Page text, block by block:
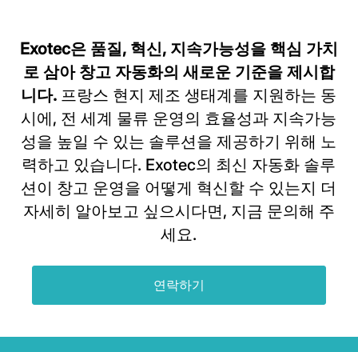
Exotec은 품질, 혁신, 지속가능성을 핵심 가치
로 삼아 창고 자동화의 새로운 기준을 제시합
니다. 프랑스 현지 제조 생태계를 지원하는 동
시에, 전 세계 물류 운영의 효율성과 지속가능
성을 높일 수 있는 솔루션을 제공하기 위해 노
력하고 있습니다. Exotec의 최신 자동화 솔루
션이 창고 운영을 어떻게 혁신할 수 있는지 더
자세히 알아보고 싶으시다면, 지금 문의해 주
세요.
연락하기